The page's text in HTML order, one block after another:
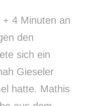
4 Minuten an
den
sich ein
Gieseler
hatte. Mathis